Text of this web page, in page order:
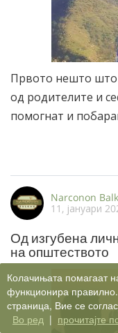
Првото нешто
од родителите и
помогнат и
Narconon
11, јануари
Од изгубена
на општеството
Колачињата помагаат
функционира
страница, Вие се
Во ред | прочитајте